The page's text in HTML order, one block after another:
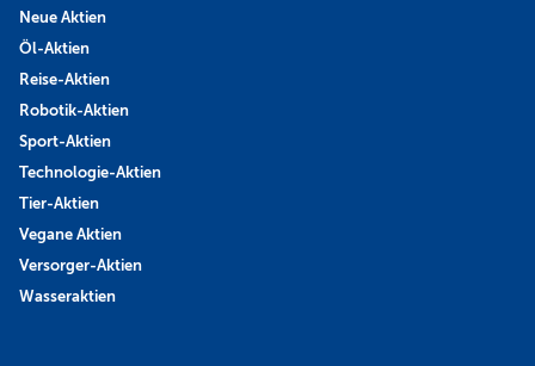
Neue Aktien
Öl-Aktien
Reise-Aktien
Robotik-Aktien
Sport-Aktien
Technologie-Aktien
Tier-Aktien
Vegane Aktien
Versorger-Aktien
Wasseraktien